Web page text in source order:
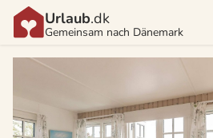
Urlaub.dk
Gemeinsam nach Dänemark